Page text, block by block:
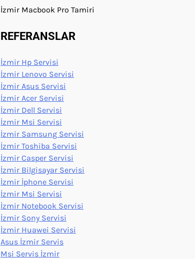
İzmir Macbook Pro Tamiri
REFERANSLAR
İzmir Hp Servisi
İzmir Lenovo Servisi
İzmir Asus Servisi
İzmir Acer Servisi
İzmir Dell Servisi
İzmir Msi Servisi
İzmir Samsung Servisi
İzmir Toshiba Servisi
İzmir Casper Servisi
İzmir Bilgisayar Servisi
İzmir İphone Servisi
İzmir Msi Servisi
İzmir Notebook Servisi
İzmir Sony Servisi
İzmir Huawei Servisi
Asus İzmir Servis
Msi Servis İzmir